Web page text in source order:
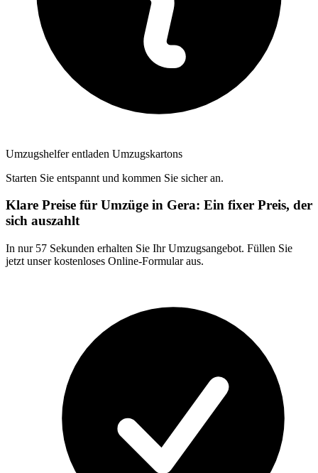
Umzugshelfer entladen Umzugskartons
Starten Sie entspannt und kommen Sie sicher an.
Klare Preise für Umzüge in Gera: Ein fixer Preis, der
sich auszahlt
In nur 57 Sekunden erhalten Sie Ihr Umzugsangebot. Füllen Sie
jetzt unser kostenloses Online-Formular aus.